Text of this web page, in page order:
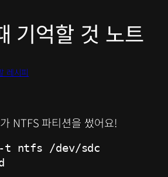
기억할 것 노트
레시피
NTFS 파티션을 썼어요!
-t ntfs /dev/sdc